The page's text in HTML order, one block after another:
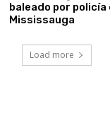
baleado por policía
Mississauga
Load more